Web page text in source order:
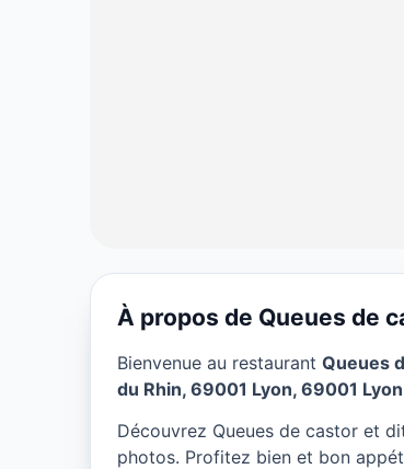
Queues
★ 4/5
À propos de Queues de
Bienvenue au restaurant Queues
du Rhin, 69001 Lyon, 69001
Découvrez Queues de castor et
photos. Profitez bien et bon